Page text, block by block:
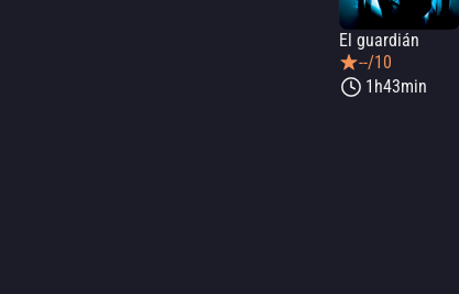
El guardián
--/10
1h43min